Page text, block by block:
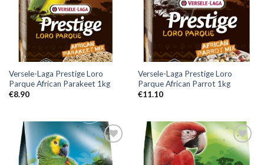
Versele-Laga Prestige Loro
Parque African Parakeet 1kg
€8.90
Versele-Laga Prestige Loro
Parque African Parrot 1kg
€11.10